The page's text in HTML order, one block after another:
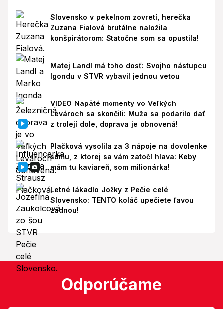
Slovensko v pekelnom zovretí, herečka
Zuzana Fialová brutálne naložila
konšpirátorom: Statočne som sa opustila!
Matej Landl má toho dosť: Svojho nástupcu
Igondu v STVR vybavil jednou vetou
VIDEO Napäté momenty vo Veľkých
Levároch sa skončili: Muža sa podarilo dať
z trolejí dole, doprava je obnovená!
Plačková vysolila za 3 nápoje na dovolenke
sumu, z ktorej sa vám zatočí hlava: Keby
mám tu kaviareň, som milionárka!
Letné lákadlo Jožky z Pečie celé
Slovensko: TENTO koláč upečiete ľavou
zadnou!
Odporúčame